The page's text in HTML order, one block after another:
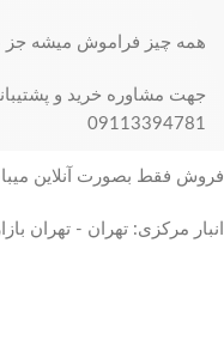
همه چیز فراموش میشه جز
جهت مشاوره خرید و
09113394781
فروش فقط بصورت آنلاین
انبار مرکزی: تهران - تهران